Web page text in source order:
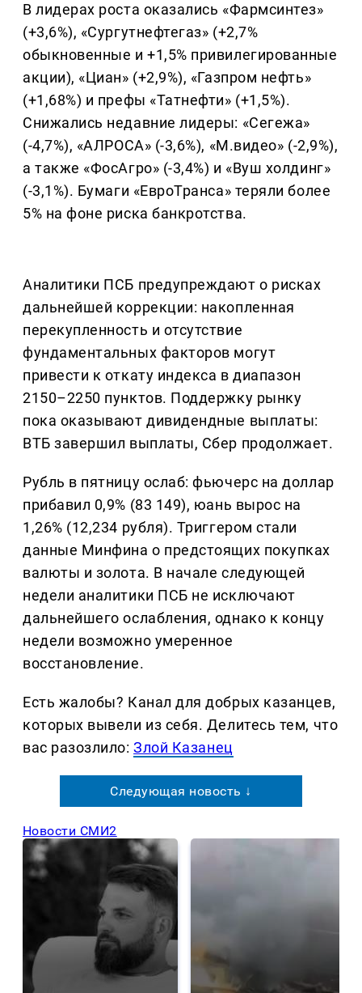
В лидерах роста оказались «Фармсинтез»
(+3,6%), «Сургутнефтегаз» (+2,7%
обыкновенные и +1,5% привилегированные
акции), «Циан» (+2,9%), «Газпром нефть»
(+1,68%) и префы «Татнефти» (+1,5%).
Снижались недавние лидеры: «Сегежа»
(-4,7%), «АЛРОСА» (-3,6%), «М.видео» (-2,9%),
а также «ФосАгро» (-3,4%) и «Вуш холдинг»
(-3,1%). Бумаги «ЕвроТранса» теряли более
5% на фоне риска банкротства.
Аналитики ПСБ предупреждают о рисках
дальнейшей коррекции: накопленная
перекупленность и отсутствие
фундаментальных факторов могут
привести к откату индекса в диапазон
2150–2250 пунктов. Поддержку рынку
пока оказывают дивидендные выплаты:
ВТБ завершил выплаты, Сбер продолжает.
Рубль в пятницу ослаб: фьючерс на доллар
прибавил 0,9% (83 149), юань вырос на
1,26% (12,234 рубля). Триггером стали
данные Минфина о предстоящих покупках
валюты и золота. В начале следующей
недели аналитики ПСБ не исключают
дальнейшего ослабления, однако к концу
недели возможно умеренное
восстановление.
Есть жалобы? Канал для добрых казанцев,
которых вывели из себя. Делитеcь тем, что
вас разозлило:Злой Казанец
Следующая новость ↓
Новости СМИ2